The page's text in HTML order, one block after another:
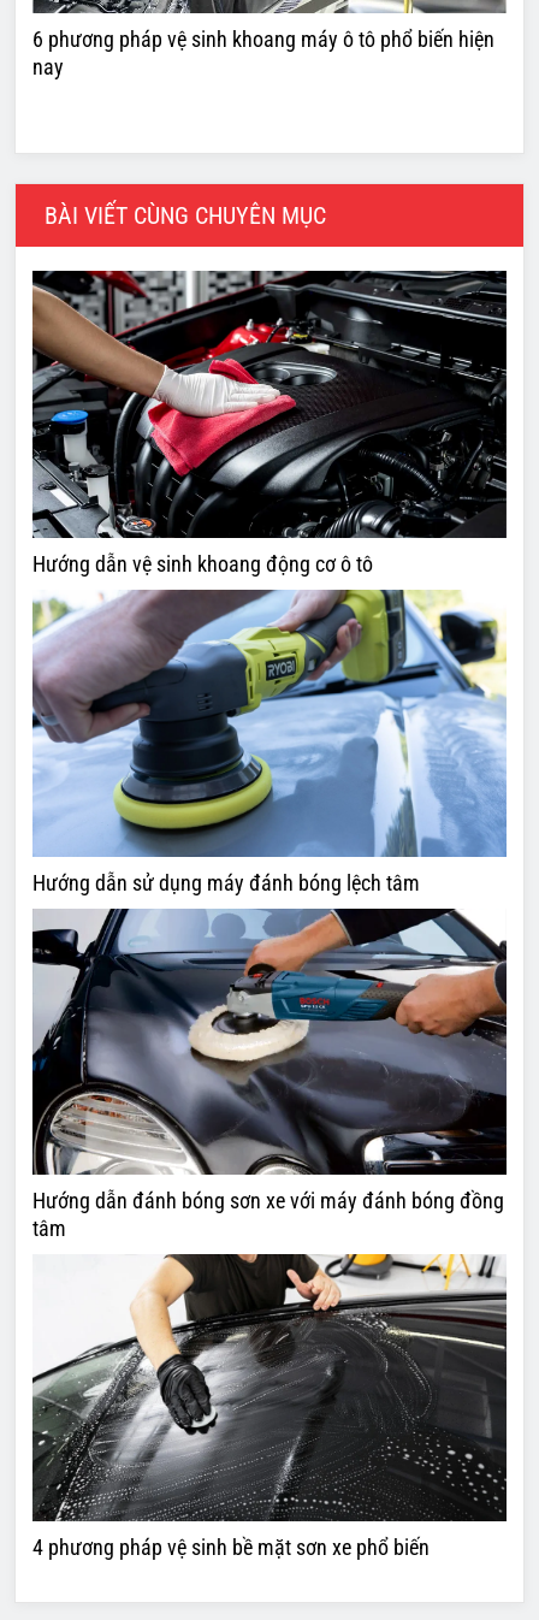
6 phương pháp vệ sinh khoang máy ô tô phổ biến hiện
nay
BÀI VIẾT CÙNG CHUYÊN MỤC
Hướng dẫn vệ sinh khoang động cơ ô tô
Hướng dẫn sử dụng máy đánh bóng lệch tâm
Hướng dẫn đánh bóng sơn xe với máy đánh bóng đồng
tâm
4 phương pháp vệ sinh bề mặt sơn xe phổ biến